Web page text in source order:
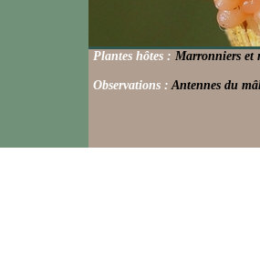
Plantes hôtes : Marronniers et
Observations :Antennes du